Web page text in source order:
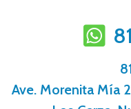
Ave. Morenita Mí­a